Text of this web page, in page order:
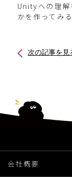
Unityへの理
かを作ってみ
次の記事を見
会社概要